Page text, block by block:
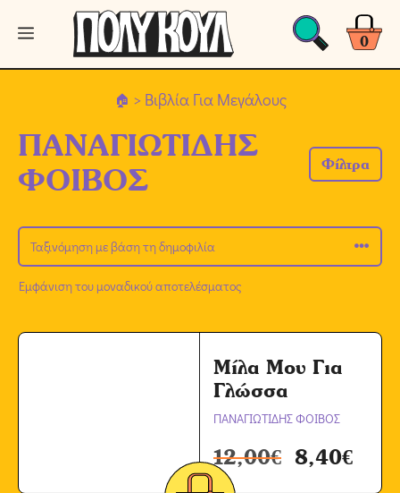
Μετάβαση
περιεχόμενο
0
Μενού
> Βιβλία Για Μεγάλους
ΠΑΝΑΓΙΩΤΙΔΗΣ
ΦΟΙΒΟΣ
Φίλτρα
Εμφάνιση του μοναδικού αποτελέσματος
Μίλα Μου Για
Γλώσσα
ΠΑΝΑΓΙΩΤΙΔΗΣ ΦΟΙΒΟΣ
12,00€ 8,40€